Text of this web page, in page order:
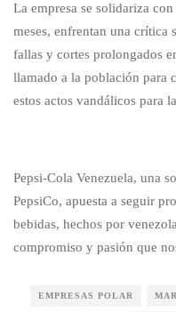
La empresa se solidariza
meses, enfrentan una crítica
fallas y cortes prolongados
llamado a la población para
estos actos vandálicos para
Pepsi-Cola Venezuela, una
PepsiCo, apuesta a seguir
bebidas, hechos por
compromiso y pasión que
EMPRESAS POLAR